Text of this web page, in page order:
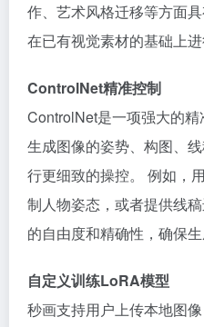
作、艺术风格迁移等方面
在已有视觉素材的基础上进
ControlNet精准控制
ControlNet是一项强大的
生成图像的姿势、构图、
行更细致的操控。 例如，
制人物姿态，或者提供线
的自由度和精确性，确保
自定义训练LoRA模型
秒画支持用户上传本地图